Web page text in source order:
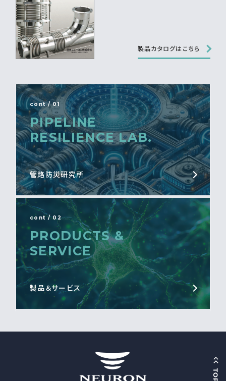
製品カタログはこちら
cont / 01
PIPELINE
RESILIENCE LAB.
管路防災研究所
cont / 02
PRODUCTS &
SERVICE
製品＆サービス